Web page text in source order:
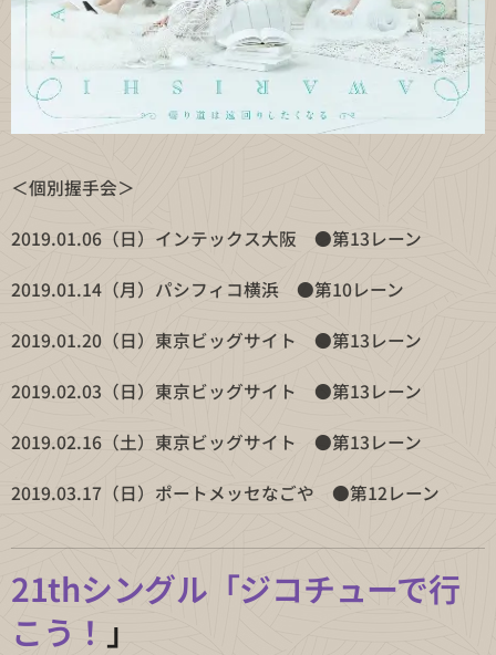
＜個別握手会＞
2019.01.06（日）インテックス大阪 ●第13レーン
2019.01.14（月）パシフィコ横浜 ●第10レーン
2019.01.20（日）東京ビッグサイト ●第13レーン
2019.02.03（日）東京ビッグサイト ●第13レーン
2019.02.16（土）東京ビッグサイト ●第13レーン
2019.03.17（日）ポートメッセなごや ●第12レーン
21thシングル「ジコチューで行
こう！ 」